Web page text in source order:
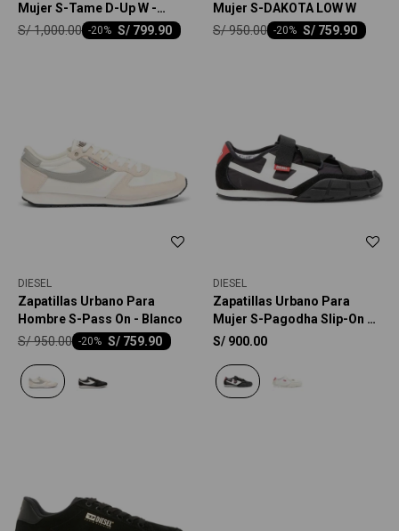
Mujer S-Tame D-Up W -
Blanco
S/ 799.90
-20
S/1,000.00
Mujer S-DAKOTA LOW W
S/ 759.90
-20
S/950.00
DIESEL
Zapatillas Urbano Para
Hombre S-Pass On - Blanco
S/ 759.90
-20
S/950.00
DIESEL
Zapatillas Urbano Para
Mujer S-Pagodha Slip-On W
- Negro
S/ 900.00